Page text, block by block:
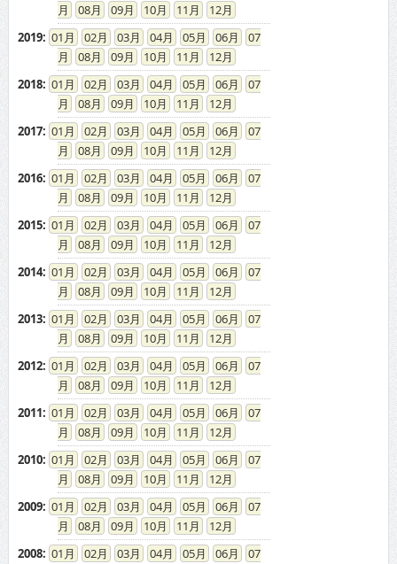
08
09 10 11
12
2019: 01 02 03 04 05 06
07
08
09 10 11
12
2018: 01 02 03 04 05 06
07
08
09 10 11
12
2017: 01 02 03 04 05 06
07
08
09 10 11
12
2016: 01 02 03 04 05 06
07
08
09 10 11
12
2015: 01 02 03 04 05 06
07
08
09 10 11
12
2014: 01 02 03 04 05 06
07
08
09 10 11
12
2013: 01 02 03 04 05 06
07
08
09 10 11
12
2012: 01 02 03 04 05 06
07
08
09 10 11
12
2011: 01 02 03 04 05 06
07
08
09 10 11
12
2010: 01 02 03 04 05 06
07
08
09 10 11
12
2009: 01 02 03 04 05 06
07
08
09 10 11
12
2008: 01 02 03 04 05 06
07